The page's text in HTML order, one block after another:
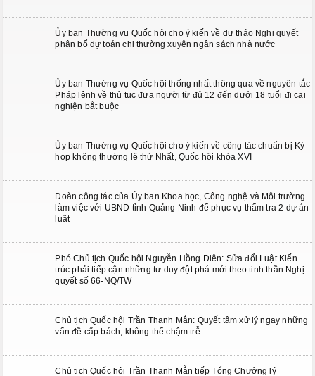
Ủy ban Thường vụ Quốc hội cho ý kiến về dự thảo Nghị quyết
phân bổ dự toán chi thường xuyên ngân sách nhà nước
Ủy ban Thường vụ Quốc hội thống nhất thông qua về nguyên tắc
Pháp lệnh về thủ tục đưa người từ đủ 12 đến dưới 18 tuổi đi cai
nghiện bắt buộc
Ủy ban Thường vụ Quốc hội cho ý kiến về công tác chuẩn bị Kỳ
họp không thường lệ thứ Nhất, Quốc hội khóa XVI
Đoàn công tác của Ủy ban Khoa học, Công nghệ và Môi trường
làm việc với UBND tỉnh Quảng Ninh để phục vụ thẩm tra 2 dự án
luật
Phó Chủ tịch Quốc hội Nguyễn Hồng Diên: Sửa đổi Luật Kiến
trúc phải tiếp cận những tư duy đột phá mới theo tinh thần Nghị
quyết số 66-NQ/TW
Chủ tịch Quốc hội Trần Thanh Mẫn: Quyết tâm xử lý ngay những
vấn đề cấp bách, không thể chậm trễ
Chủ tịch Quốc hội Trần Thanh Mẫn tiếp Tổng Chưởng lý